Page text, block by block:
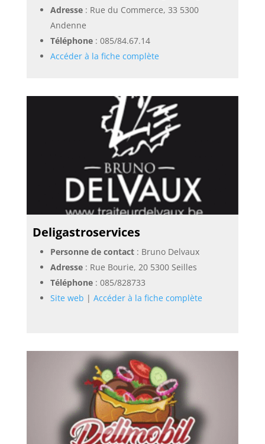
Adresse: Rue du Commerce, 33 5300
Andenne
Téléphone: 085/84.67.14
Accéder à la fiche complète
Deligastroservices
Personne de contact: Bruno Delvaux
Adresse: Rue Bourie, 20 5300 Seilles
Téléphone: 085/828733
Site web | Accéder à la fiche complète